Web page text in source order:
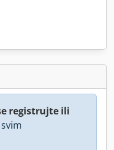
registrujte ili